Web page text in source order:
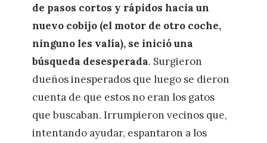
de pasos cortos y rápidos hacia un
nuevo cobijo (el motor de otro coche,
ninguno les valía), se inició una
búsqueda desesperada. Surgieron
dueños inesperados que luego se dieron
cuenta de que estos no eran los gatos
que buscaban. Irrumpieron vecinos que,
intentando ayudar, espantaron a los